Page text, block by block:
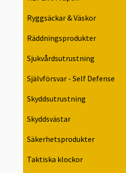
Ryggsäckar & Väskor
Räddningsprodukter
Sjukvårdsutrustning
Självförsvar - Self Defense
Skyddsutrustning
Skyddsvästar
Säkerhetsprodukter
Taktiska klockor